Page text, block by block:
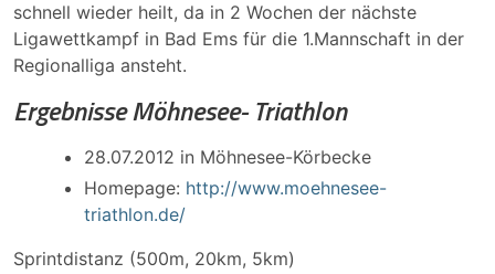
schnell wieder heilt, da in 2 Wochen der nächste
Ligawettkampf in Bad Ems für die 1.Mannschaft in der
Regionalliga ansteht.
Ergebnisse Möhnesee- Triathlon
28.07.2012 in Möhnesee-Körbecke
Homepage: http://www.moehnesee-
triathlon.de/
Sprintdistanz (500m, 20km, 5km)